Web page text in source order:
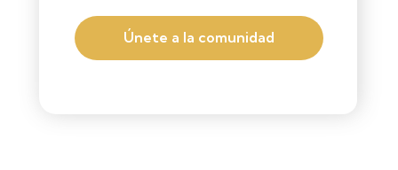
Únete a la comunidad